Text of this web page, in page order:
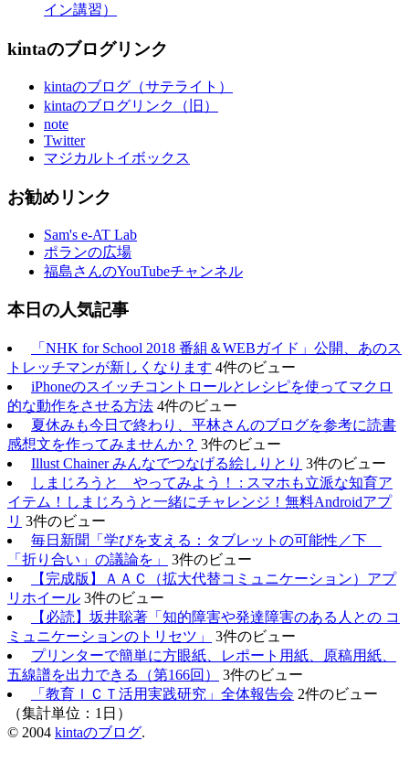
イン講習）
kintaのブログリンク
kintaのブログ（サテライト）
kintaのブログリンク（旧）
note
Twitter
マジカルトイボックス
お勧めリンク
Sam's e-AT Lab
ポランの広場
福島さんのYouTubeチャンネル
本日の人気記事
「NHK for School 2018 番組＆WEBガイド」公開、あのス
トレッチマンが新しくなります 4件のビュー
iPhoneのスイッチコントロールとレシピを使ってマクロ
的な動作をさせる方法 4件のビュー
夏休みも今日で終わり、平林さんのブログを参考に読書
感想文を作ってみませんか？ 3件のビュー
Illust Chainer みんなでつなげる絵しりとり 3件のビュー
しまじろうと やってみよう！ : スマホも立派な知育ア
イテム！しまじろうと一緒にチャレンジ！無料Androidアプ
リ 3件のビュー
毎日新聞「学びを支える：タブレットの可能性／下
「折り合い」の議論を」
3件のビュー
【完成版】ＡＡＣ（拡大代替コミュニケーション）アプ
リホイール 3件のビュー
【必読】坂井聡著「知的障害や発達障害のある人との コ
ミュニケーションのトリセツ」
3件のビュー
プリンターで簡単に方眼紙、レポート用紙、原稿用紙、
五線譜を出力できる（第166回）
3件のビュー
「教育ＩＣＴ活用実践研究」全体報告会 2件のビュー
（集計単位：1日）
© 2004 kintaのブログ.